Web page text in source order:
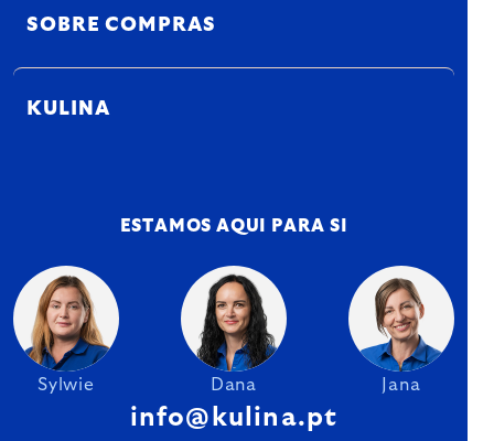
SOBRE COMPRAS
KULINA
ESTAMOS AQUI PARA SI
Sylwie Dana Jana
info@kulina.pt